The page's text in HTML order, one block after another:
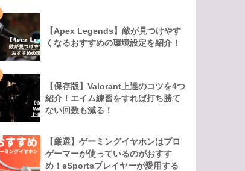
【Apex Legends】敵が見つけやす
くなるおすすめの環境設定を紹介！
【保存版】Valorant上達のコツを4つ
紹介！エイム練習をすれば打ち勝て
ない回数も減る！
【厳選】ゲーミングイヤホンはプロ
ゲーマーが使っているのがおすす
め！eSportsプレイヤーが愛用する